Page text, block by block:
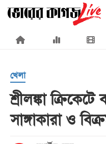
×
প্রচ্ছদ
খেলা
শ্রীলঙ্কা
সাঙ্গাকারা ও